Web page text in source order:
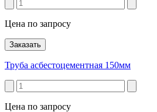
Цена по запросу
Заказать
Труба асбестоцементная 150мм
Цена по запросу